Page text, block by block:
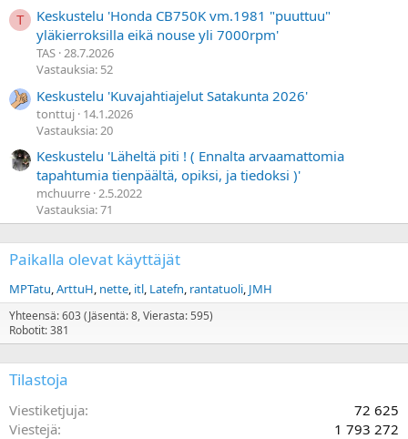
T
Keskustelu 'Honda CB750K vm.1981 "puuttuu"
yläkierroksilla eikä nouse yli 7000rpm'
TAS 28.7.2026
Vastauksia: 52
Keskustelu 'Kuvajahtiajelut Satakunta 2026'
tonttuj 14.1.2026
Vastauksia: 20
Keskustelu 'Läheltä piti ! ( Ennalta arvaamattomia
tapahtumia tienpäältä, opiksi, ja tiedoksi )'
mchuurre 2.5.2022
Vastauksia: 71
Paikalla olevat käyttäjät
MPTatu ArttuH nette itl Latefn rantatuoli JMH
Yhteensä: 603 (Jäsentä: 8, Vierasta: 595)
Robotit: 381
Tilastoja
Viestiketjuja
72 625
Viestejä
1 793 272